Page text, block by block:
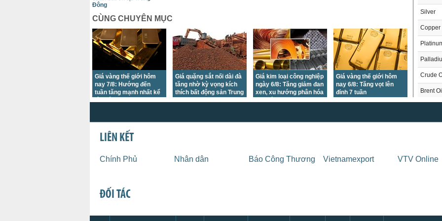
Đông
CÙNG CHUYÊN MỤC
Giá vàng thế giới hôm
nay 7/8: Hướng đến
tuần tăng mạnh nhất kể
Giá quặng sắt nối dài đà
tăng nhờ kỳ vọng kích
thích bất động sản Trung
Giá kim loại công nghiệp
ngày 6/8: Tăng giảm đan
xen, xu hướng phân hóa
Giá vàng thế giới hôm
nay 6/8: Tăng vọt lên
đỉnh 7 tuần
Silver
Copper
Crude
Brent
US
THỊ
LIÊN KẾT
Chính Phủ Nhân dân Báo Công Thương Vietnamexport VTV Online
ĐỐI TÁC